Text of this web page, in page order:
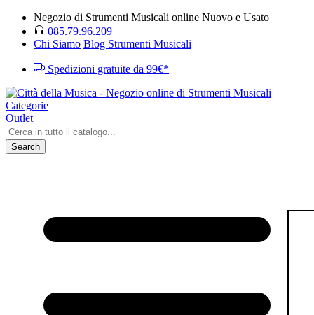
Negozio di Strumenti Musicali online Nuovo e Usato
085.79.96.209
Chi Siamo Blog Strumenti Musicali
Spedizioni gratuite da 99€*
Categorie
Outlet
Search